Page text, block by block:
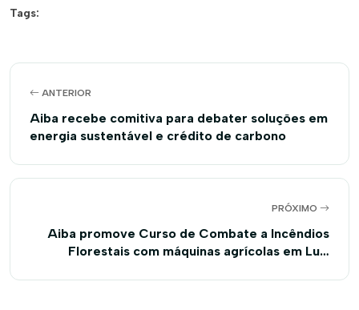
Tags:
ANTERIOR
Aiba recebe comitiva para debater soluções em
energia sustentável e crédito de carbono
PRÓXIMO
Aiba promove Curso de Combate a Incêndios
Florestais com máquinas agrícolas em Luís